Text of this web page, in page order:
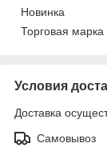
Новинка
Торговая марка
Условия
Доставка
Самовывоз